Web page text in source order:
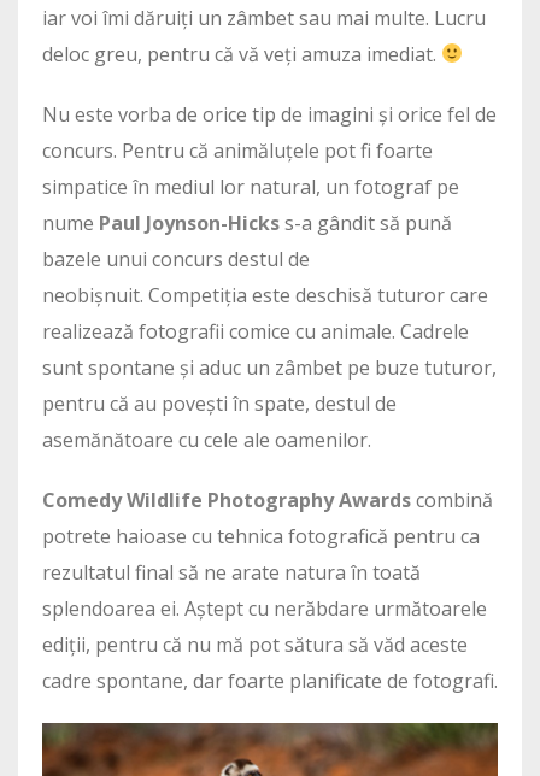
iar voi îmi dăruiți un zâmbet sau mai multe. Lucru
deloc greu, pentru că vă veți amuza imediat.
Nu este vorba de orice tip de imagini și orice fel de
concurs. Pentru că animăluțele pot fi foarte
simpatice în mediul lor natural, un fotograf pe
nume Paul Joynson-Hickss-a gândit să pună
bazele unui concurs destul de
neobișnuit. Competiția este deschisă tuturor care
realizează fotografii comice cu animale. Cadrele
sunt spontane și aduc un zâmbet pe buze tuturor,
pentru că au povești în spate, destul de
asemănătoare cu cele ale oamenilor.
Comedy Wildlife Photography Awardscombină
potrete haioase cu tehnica fotografică pentru ca
rezultatul final să ne arate natura în toată
splendoarea ei. Aștept cu nerăbdare următoarele
ediții, pentru că nu mă pot sătura să văd aceste
cadre spontane, dar foarte planificate de fotografi.